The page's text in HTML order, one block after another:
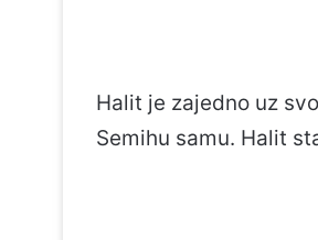
Halit je zajedno uz
Semihu samu. Halit